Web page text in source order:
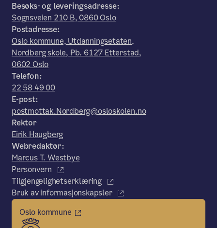
Besøks- og leveringsadresse:
Sognsveien 210 B, 0860 Oslo
Postadresse:
Oslo kommune, Utdanningsetaten,
Nordberg skole, Pb. 6127 Etterstad,
0602 Oslo
Telefon:
22 58 49 00
E-post:
postmottak.Nordberg@osloskolen.no
Rektor
Eirik Haugberg
Webredaktør:
Marcus T. Westbye
Personvern
Tilgjengelighetserklæring
Bruk av informasjonskapsler
Oslo kommune